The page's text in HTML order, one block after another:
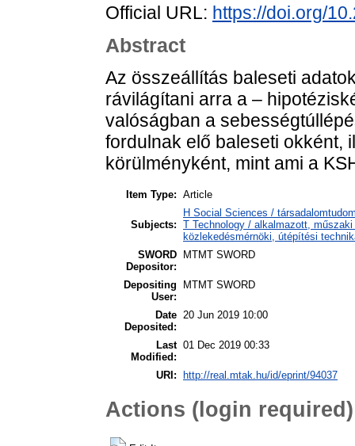
Official URL: https://doi.org/
Abstract
Az összeállítás baleseti
rávilágítani arra a –
valóságban a
fordulnak elő baleseti okként,
körülményként, mint ami a
Item Type: Article
Subjects:
H Social Sciences /
T Technology / alkalmazott,
közlekedésmérnöki, útépítési
SWORD
Depositor:
MTMT SWORD
Depositing
User:
MTMT SWORD
Date
Deposited:
20 Jun 2019 10:00
Last
Modified:
01 Dec 2019 00:33
URI: http://real.mtak.hu/id/eprint/94037
Actions (login required)